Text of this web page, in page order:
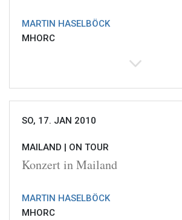
MARTIN HASELBÖCK
MHORC
SO, 17. JAN 2010
MAILAND | ON TOUR
Konzert in Mailand
MARTIN HASELBÖCK
MHORC